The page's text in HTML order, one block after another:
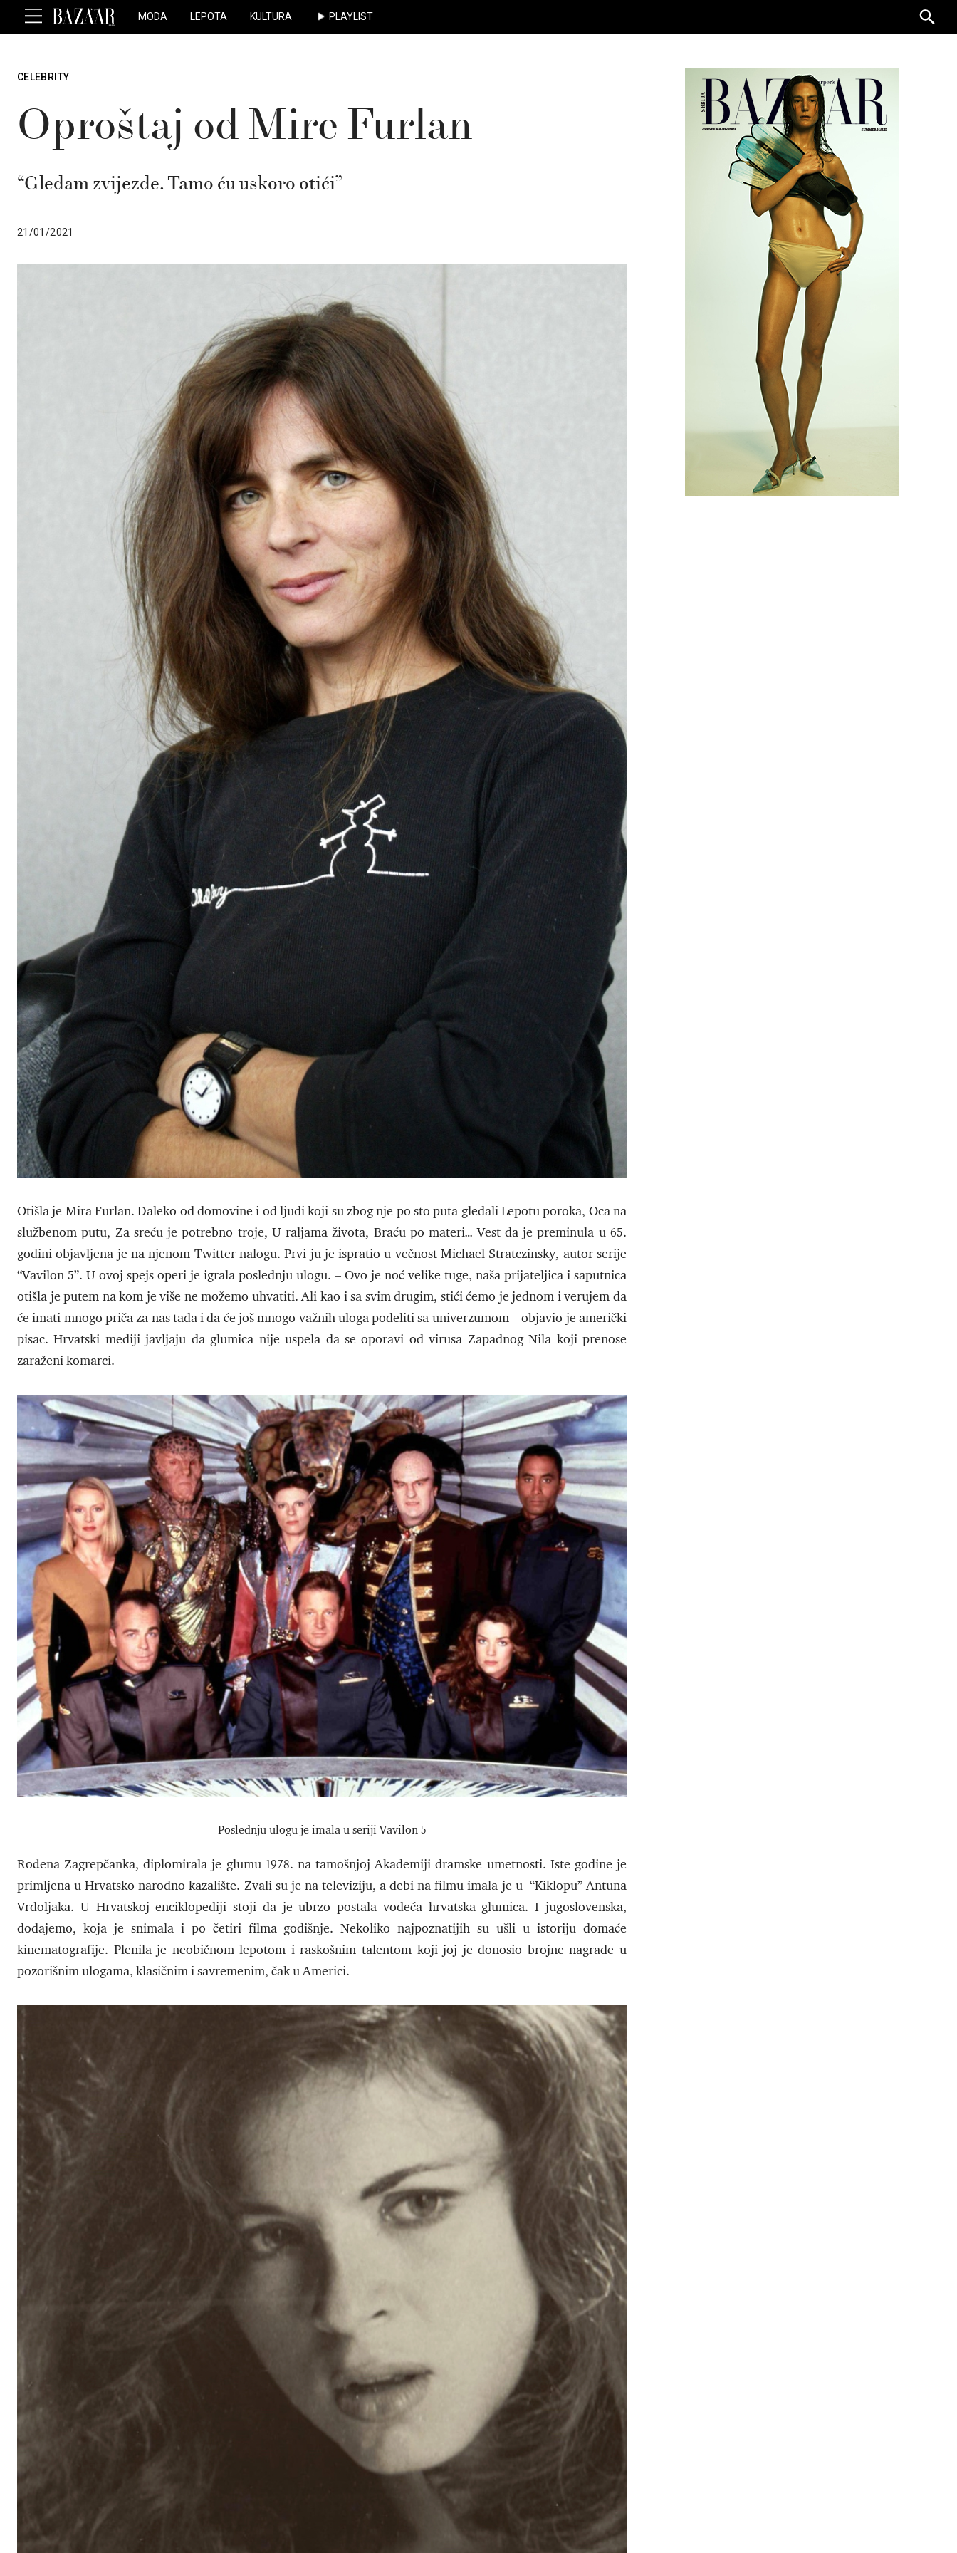
MODA LEPOTA KULTURA PLAYLIST
for:
CELEBRITY
Oproštaj od Mire Furlan
“Gledam zvijezde. Tamo ću uskoro otići”
21/01/2021
Otišla je Mira Furlan. Daleko od domovine i od ljudi koji su zbog nje po sto puta gledali Lepotu poroka, Oca na
službenom putu, Za sreću je potrebno troje, U raljama života, Braću po materi… Vest da je preminula u 65.
godini objavljena je na njenom Twitter nalogu. Prvi ju je ispratio u večnost Michael Stratczinsky, autor serije
“Vavilon 5”. U ovoj spejs operi je igrala poslednju ulogu. – Ovo je noć velike tuge, naša prijateljica i saputnica
otišla je putem na kom je više ne možemo uhvatiti. Ali kao i sa svim drugim, stići ćemo je jednom i verujem da
će imati mnogo priča za nas tada i da će još mnogo važnih uloga podeliti sa univerzumom – objavio je američki
pisac. Hrvatski mediji javljaju da glumica nije uspela da se oporavi od virusa Zapadnog Nila koji prenose
zaraženi komarci.
Poslednju ulogu je imala u seriji Vavilon 5
Rođena Zagrepčanka, diplomirala je glumu 1978. na tamošnjoj Akademiji dramske umetnosti. Iste godine je
primljena u Hrvatsko narodno kazalište. Zvali su je na televiziju, a debi na filmu imala je u “Kiklopu” Antuna
Vrdoljaka. U Hrvatskoj enciklopediji stoji da je ubrzo postala vodeća hrvatska glumica. I jugoslovenska,
dodajemo, koja je snimala i po četiri filma godišnje. Nekoliko najpoznatijih su ušli u istoriju domaće
kinematografije. Plenila je neobičnom lepotom i raskošnim talentom koji joj je donosio brojne nagrade u
pozorišnim ulogama, klasičnim i savremenim, čak u Americi.